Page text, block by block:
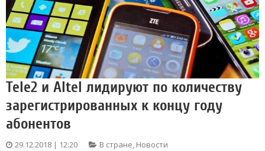
Tele2 и Altel лидируют по количеству
зарегистрированных к концу году
абонентов
29.12.2018 | 12:20 В стране, Новости